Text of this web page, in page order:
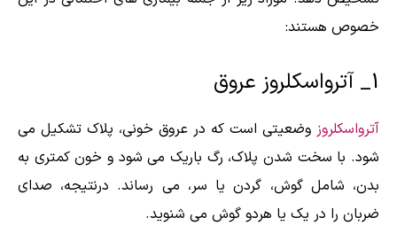
خصوص هستند:
1_ آترواسکلروز عروق
آترواسکلروز وضعیتی است که در عروق خونی، پلاک تشکیل می
شود. با سخت شدن پلاک، رگ باریک می شود و خون کمتری به
بدن، شامل گوش، گردن یا سر، می رساند. درنتیجه، صدای
ضربان را در یک یا هردو گوش می شنوید.